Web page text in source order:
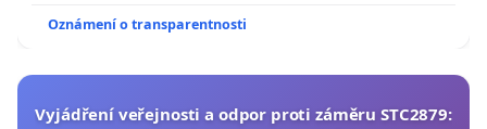
Oznámení o transparentnosti
Vyjádření veřejnosti a odpor proti záměru STC2879: